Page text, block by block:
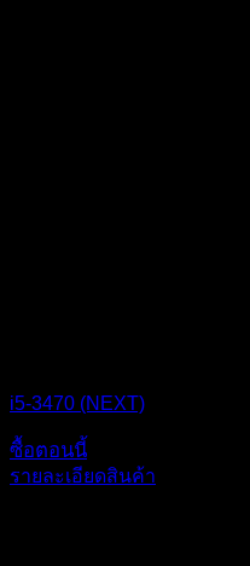
i5-3470 (NEXT)
ซื้อตอนนี้
รายละเอียดสินค้า